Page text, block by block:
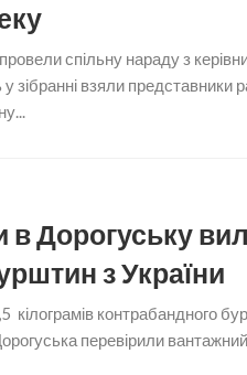
спільну нараду з
взяли представники
в Дорогуську
з України
контрабандного
перевірили